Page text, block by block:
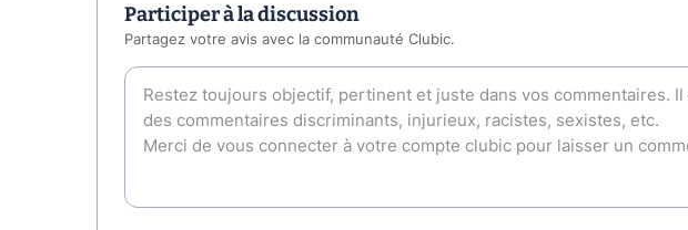
Participer à la discussion
Partagez votre avis avec la communauté Clubic.